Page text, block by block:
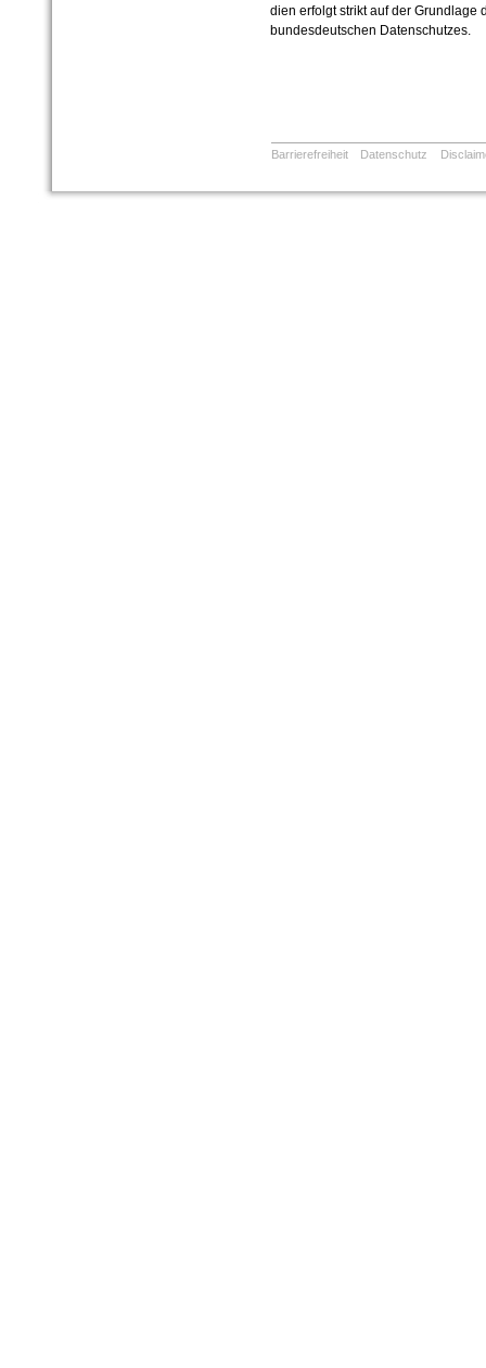
dien erfolgt strikt auf der Grundlage
bundesdeutschen Datenschutzes.
Barrierefreiheit Datenschutz